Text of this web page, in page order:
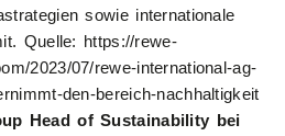
sowie internationale
Quelle: https://rewe-
2023/07/rewe-international-ag-
den-bereich-nachhaltigkeit
Head of Sustainability bei